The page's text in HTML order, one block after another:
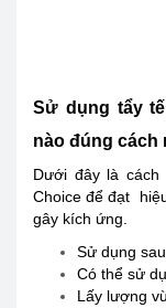
Sử dụng tẩy
nào đúng
Dưới đây là cách
Choice để đạt
gây kích ứng.
Sử dụng
Có thể sử
Lấy lượng